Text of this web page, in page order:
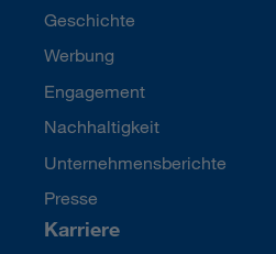
Geschichte
Werbung
Engagement
Nachhaltigkeit
Unternehmensberichte
Presse
Karriere